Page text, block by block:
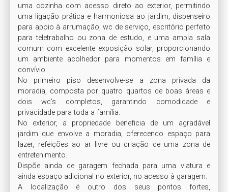
uma cozinha com acesso direto ao exterior, permitindo
uma ligação prática e harmoniosa ao jardim, dispenseiro
para apoio à arrumação, wc de serviço, escritório perfeito
para teletrabalho ou zona de estudo, e uma ampla sala
comum com excelente exposição solar, proporcionando
um ambiente acolhedor para momentos em família e
convívio.
No primeiro piso desenvolve-se a zona privada da
moradia, composta por quatro quartos de boas áreas e
dois wc’s completos, garantindo comodidade e
privacidade para toda a família.
No exterior, a propriedade beneficia de um agradável
jardim que envolve a moradia, oferecendo espaço para
lazer, refeições ao ar livre ou criação de uma zona de
entretenimento.
Dispõe ainda de garagem fechada para uma viatura e
ainda espaço adicional no exterior, no acesso à garagem.
A localização é outro dos seus pontos fortes,